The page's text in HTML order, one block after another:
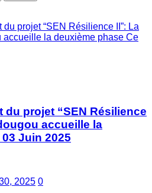
projet “SEN Résilience II”: La
accueille la deuxième phase Ce
du projet “SEN Résilience
accueille la
Juin 2025
2025 0